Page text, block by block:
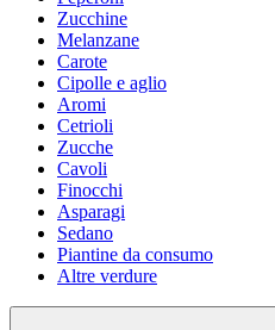
Zucchine
Melanzane
Carote
Cipolle e aglio
Aromi
Cetrioli
Zucche
Cavoli
Finocchi
Asparagi
Sedano
Piantine da consumo
Altre verdure